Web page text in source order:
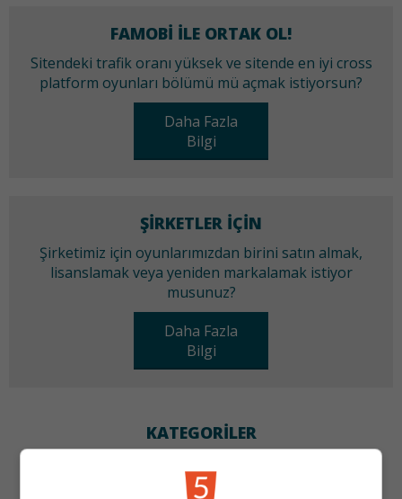
FAMOBI ILE ORTAK OL!
Sitendeki trafik oranı yüksek ve sitende en iyi cross
platform oyunları bölümü mü açmak istiyorsun?
Daha Fazla
Bilgi
ŞIRKETLER IÇIN
Şirketimiz için oyunlarımızdan birini satın almak,
lisanslamak veya yeniden markalamak istiyor
musunuz?
Daha Fazla
Bilgi
KATEGORILER
Bilmece